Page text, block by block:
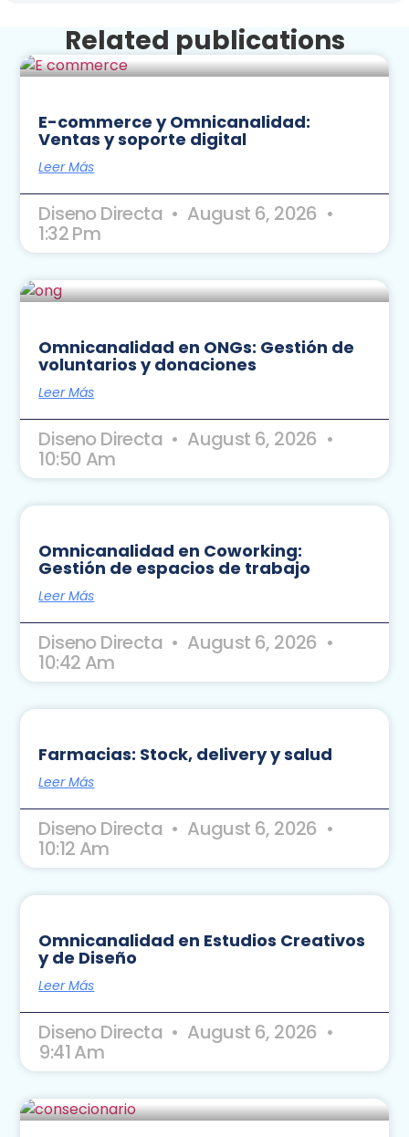
Related publications
E-commerce y Omnicanalidad:
Ventas y soporte digital
Leer Más
Diseno Directa August 6, 2026
1:32 Pm
Omnicanalidad en ONGs: Gestión de
voluntarios y donaciones
Leer Más
Diseno Directa August 6, 2026
10:50 Am
Omnicanalidad en Coworking:
Gestión de espacios de trabajo
Leer Más
Diseno Directa August 6, 2026
10:42 Am
Farmacias: Stock, delivery y salud
Leer Más
Diseno Directa August 6, 2026
10:12 Am
Omnicanalidad en Estudios Creativos
y de Diseño
Leer Más
Diseno Directa August 6, 2026
9:41 Am